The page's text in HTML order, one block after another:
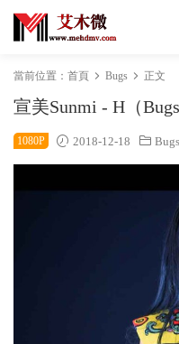
當前位置： 首頁 Bugs 正文
宣美Sunmi - H（
1080P 2018-12-18 Bugs